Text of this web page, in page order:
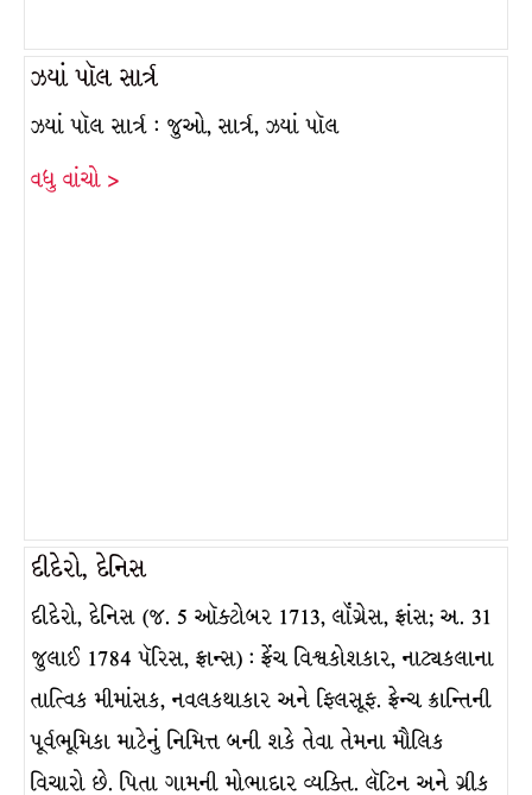
ઝ્યાં પૉલ સાર્ત્ર
ઝ્યાં પૉલ સાર્ત્ર : જુઓ, સાર્ત્ર, ઝ્યાં પૉલ
વધુ વાંચો >
દીદેરો, દેનિસ
દીદેરો, દેનિસ (જ. 5 ઑક્ટોબર 1713, લૉંગ્રેસ, ફ્રાંસ; અ. 31
જુલાઈ 1784 પૅરિસ, ફ્રાન્સ) : ફ્રેંચ વિશ્વકોશકાર, નાટ્યકલાના
તાત્વિક મીમાંસક, નવલકથાકાર અને ફિલસૂફ. ફ્રેન્ચ ક્રાન્તિની
પૂર્વભૂમિકા માટેનું નિમિત્ત બની શકે તેવા તેમના મૌલિક
વિચારો છે. પિતા ગામની મોભાદાર વ્યક્તિ. લૅટિન અને ગ્રીક